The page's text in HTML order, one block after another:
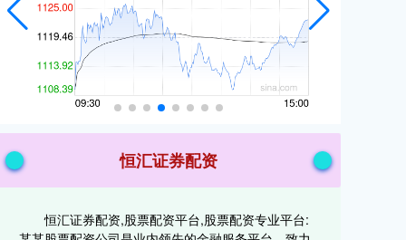
恒汇证券配资
恒汇证券配资,股票配资平台,股票配资专业平台: